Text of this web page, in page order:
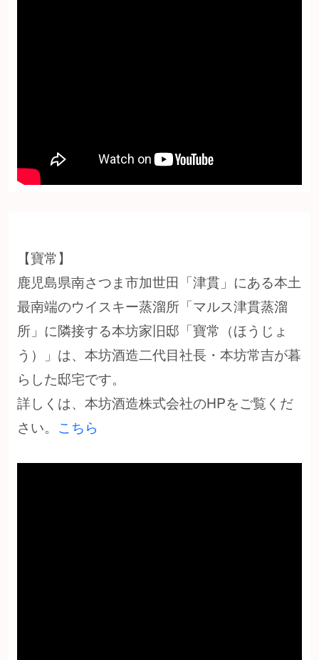
【寶常】
鹿児島県南さつま市加世田「津貫」にある本土
最南端のウイスキー蒸溜所「マルス津貫蒸溜
所」に隣接する本坊家旧邸「寶常（ほうじょ
う）」は、本坊酒造二代目社長・本坊常吉が暮
らした邸宅です。
詳しくは、本坊酒造株式会社のHPをご覧くだ
さい。 こちら